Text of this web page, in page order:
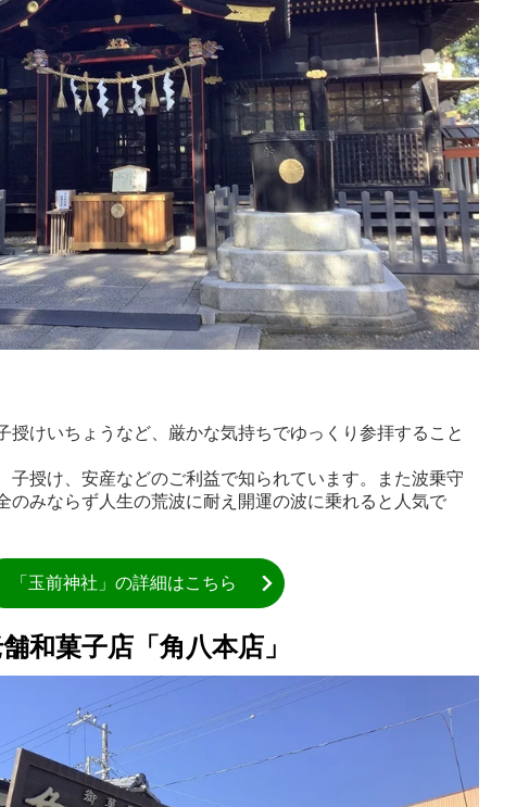
授けいちょうなど、厳かな気持ちでゆっくり参拝すること
子授け、安産などのご利益で知られています。また波乗守
のみならず人生の荒波に耐え開運の波に乗れると人気で
「玉前神社」の詳細はこちら
和菓子店「角八本店」